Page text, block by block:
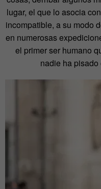
lugar, el que lo asocia
incompatible, a su modo
en numerosas
el primer ser humano
nadie ha